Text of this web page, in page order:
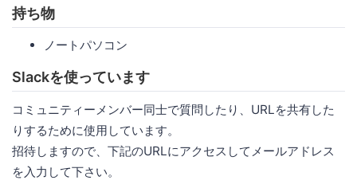
持ち物
ノートパソコン
Slackを使っています
コミュニティーメンバー同士で質問したり、URLを共有した
りするために使用しています。
招待しますので、下記のURLにアクセスしてメールアドレス
を入力して下さい。